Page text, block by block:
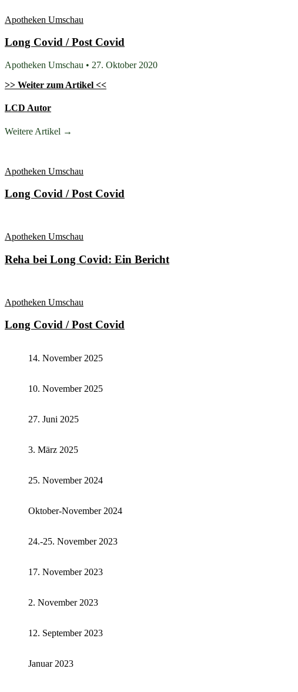
Apotheken Umschau
Long Covid / Post Covid
Apotheken Umschau • 27. Oktober 2020
>> Weiter zum Artikel <<
LCD Autor
Weitere Artikel →
Apotheken Umschau
Long Covid / Post Covid
Apotheken Umschau
Reha bei Long Covid: Ein Bericht
Apotheken Umschau
Long Covid / Post Covid
14. November 2025
10. November 2025
27. Juni 2025
3. März 2025
25. November 2024
Oktober-November 2024
24.-25. November 2023
17. November 2023
2. November 2023
12. September 2023
Januar 2023